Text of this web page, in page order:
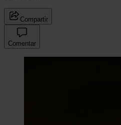
Compartir
Comentar